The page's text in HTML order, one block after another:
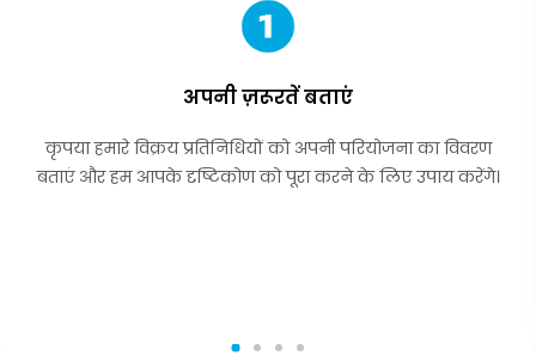
अपनी ज़रूरतें बताएं
कृपया हमारे विक्रय प्रतिनिधियों को अपनी परियोजना का विवरण
बताएं और हम आपके दृष्टिकोण को पूरा करने के लिए उपाय करेंगे।